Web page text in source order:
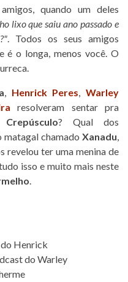
quando um deles
lixo que saiu ano passado e
. Todos os seus amigos
é o longa, menos você. O
, Henrick Peres, Warley
resolveram sentar pra
Crepúsculo? Qual dos
chamado Xanadu,
revelou ter uma menina de
isso e muito mais neste
.
do Henrick
do Warley